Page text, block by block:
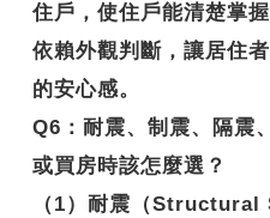
住戶，使住戶能清楚掌
依賴外觀判斷，讓居住
的安心感。
Q6 ：耐震、制震、隔震
或買房時該怎麼選？
（1）耐震（